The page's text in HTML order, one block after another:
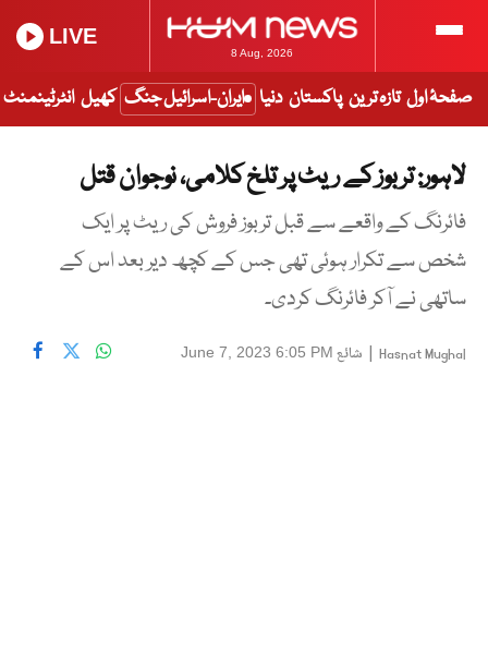
8 Aug, 2026
LIVE
صفحۂ اول تازہ ترین پاکستان دنیا ایران-اسرائیل جنگ کھیل انٹرٹینمنٹ
لاہور: تربوز کے ریٹ پر تلخ کلامی، نوجوان قتل
فائرنگ کے واقعے سے قبل تربوز فروش کی ریٹ پر ایک
شخص سے تکرار ہوئی تھی جس کے کچھ دیر بعد اس کے
ساتھی نے آکر فائرنگ کردی۔
Hasnat Mughal
| شائع June 7, 2023 6:05 PM